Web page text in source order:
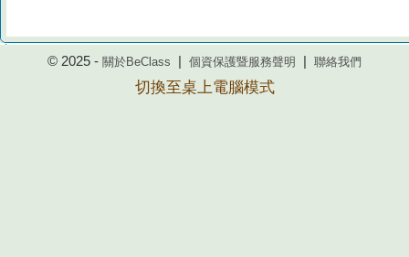
© 2025 - 關於BeClass 個資保護暨服務聲明 聯絡我們
切換至桌上電腦模式